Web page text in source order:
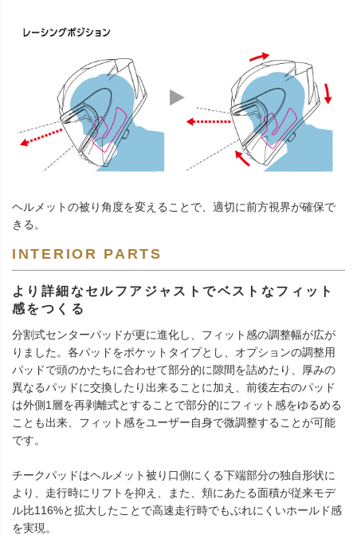
ヘルメットの被り角度を変えることで、適切に前方視界が確保で
きる。
INTERIOR PARTS
より詳細なセルフアジャストでベストなフィット
感をつくる
分割式センターパッドが更に進化し、フィット感の調整幅が広が
りました。各パッドをポケットタイプとし、オプションの調整用
パッドで頭のかたちに合わせて部分的に隙間を詰めたり、厚みの
異なるパッドに交換したり出来ることに加え、前後左右のパッド
は外側1層を再剥離式とすることで部分的にフィット感をゆるめる
ことも出来、フィット感をユーザー自身で微調整することが可能
です。
チークパッドはヘルメット被り口側にくる下端部分の独自形状に
より、走行時にリフトを抑え、また、頬にあたる面積が従来モデ
ル比116%と拡大したことで高速走行時でもぶれにくいホールド感
を実現。